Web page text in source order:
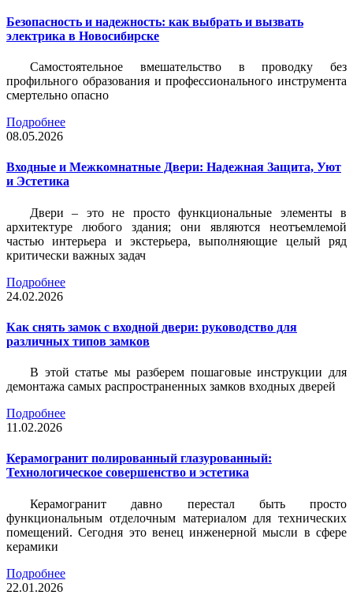
Безопасность и надежность: как выбрать и вызвать
электрика в Новосибирске
Самостоятельное вмешательство в проводку без
профильного образования и профессионального инструмента
смертельно опасно
Подробнее
08.05.2026
Входные и Межкомнатные Двери: Надежная Защита, Уют
и Эстетика
Двери – это не просто функциональные элементы в
архитектуре любого здания; они являются неотъемлемой
частью интерьера и экстерьера, выполняющие целый ряд
критически важных задач
Подробнее
24.02.2026
Как снять замок с входной двери: руководство для
различных типов замков
В этой статье мы разберем пошаговые инструкции для
демонтажа самых распространенных замков входных дверей
Подробнее
11.02.2026
Керамогранит полированный глазурованный:
Технологическое совершенство и эстетика
Керамогранит давно перестал быть просто
функциональным отделочным материалом для технических
помещений. Сегодня это венец инженерной мысли в сфере
керамики
Подробнее
22.01.2026